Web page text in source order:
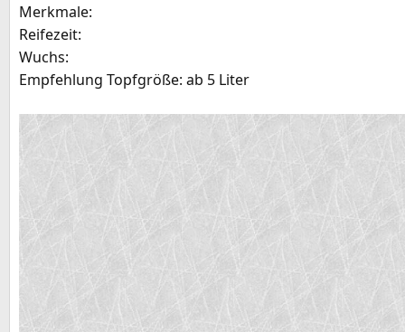
Merkmale:
Reifezeit:
Wuchs:
Empfehlung Topfgröße: ab 5 Liter